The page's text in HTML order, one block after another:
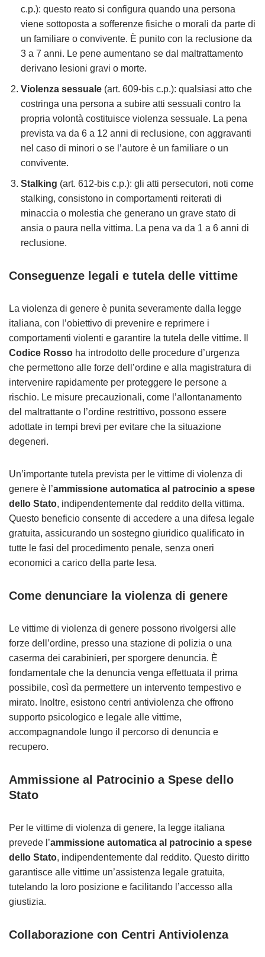
c.p.): questo reato si configura quando una persona
viene sottoposta a sofferenze fisiche o morali da parte di
un familiare o convivente. È punito con la reclusione da
3 a 7 anni. Le pene aumentano se dal maltrattamento
derivano lesioni gravi o morte.
Violenza sessuale (art. 609-bis c.p.): qualsiasi atto che
costringa una persona a subire atti sessuali contro la
propria volontà costituisce violenza sessuale. La pena
prevista va da 6 a 12 anni di reclusione, con aggravanti
nel caso di minori o se l’autore è un familiare o un
convivente.
Stalking (art. 612-bis c.p.): gli atti persecutori, noti come
stalking, consistono in comportamenti reiterati di
minaccia o molestia che generano un grave stato di
ansia o paura nella vittima. La pena va da 1 a 6 anni di
reclusione.
Conseguenze legali e tutela delle vittime
La violenza di genere è punita severamente dalla legge
italiana, con l’obiettivo di prevenire e reprimere i
comportamenti violenti e garantire la tutela delle vittime. Il
Codice Rosso ha introdotto delle procedure d’urgenza
che permettono alle forze dell’ordine e alla magistratura di
intervenire rapidamente per proteggere le persone a
rischio. Le misure precauzionali, come l’allontanamento
del maltrattante o l’ordine restrittivo, possono essere
adottate in tempi brevi per evitare che la situazione
degeneri.
Un’importante tutela prevista per le vittime di violenza di
genere è l’ammissione automatica al patrocinio a spese
dello Stato, indipendentemente dal reddito della vittima.
Questo beneficio consente di accedere a una difesa legale
gratuita, assicurando un sostegno giuridico qualificato in
tutte le fasi del procedimento penale, senza oneri
economici a carico della parte lesa.
Come denunciare la violenza di genere
Le vittime di violenza di genere possono rivolgersi alle
forze dell’ordine, presso una stazione di polizia o una
caserma dei carabinieri, per sporgere denuncia. È
fondamentale che la denuncia venga effettuata il prima
possibile, così da permettere un intervento tempestivo e
mirato. Inoltre, esistono centri antiviolenza che offrono
supporto psicologico e legale alle vittime,
accompagnandole lungo il percorso di denuncia e
recupero.
Ammissione al Patrocinio a Spese dello
Stato
Per le vittime di violenza di genere, la legge italiana
prevede l’ammissione automatica al patrocinio a spese
dello Stato, indipendentemente dal reddito. Questo diritto
garantisce alle vittime un’assistenza legale gratuita,
tutelando la loro posizione e facilitando l’accesso alla
giustizia.
Collaborazione con Centri Antiviolenza